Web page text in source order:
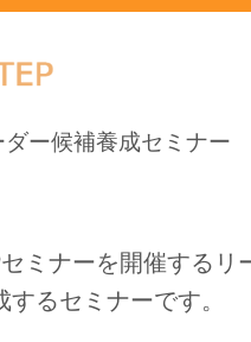
ーダー候補養
ミナーを開催するリ
するセミナーです。